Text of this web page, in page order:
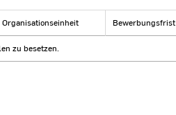
Organisationseinheit Bewerbungsfrist
zu besetzen.